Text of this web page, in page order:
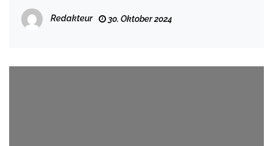
Redakteur 30. Oktober 2024